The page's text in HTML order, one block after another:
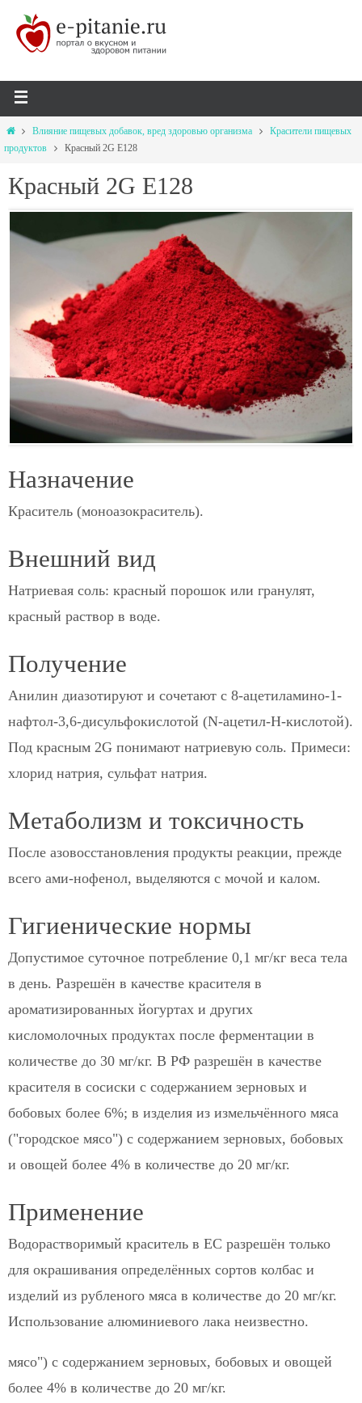
Влияние пищевых добавок, вред здоровью организма
Красители пищевых
продуктов
Красный 2G Е128
Красный 2G Е128
Назначение
Краситель (моноазокраситель).
Внешний вид
Натриевая соль: красный порошок или гранулят,
красный раствор в воде.
Получение
Анилин диазотируют и сочетают с 8-ацетиламино-1-
нафтол-3,6-дисульфокислотой (N-ацетил-Н-кислотой).
Под красным 2G понимают натриевую соль. Примеси:
хлорид натрия, сульфат натрия.
Метаболизм и токсичность
После азовосстановления продукты реакции, прежде
всего ами-нофенол, выделяются с мочой и калом.
Гигиенические нормы
Допустимое суточное потребление 0,1 мг/кг веса тела
в день. Разрешён в качестве красителя в
ароматизированных йогуртах и других
кисломолочных продуктах после ферментации в
количестве до 30 мг/кг. В РФ разрешён в качестве
красителя в сосиски с содержанием зерновых и
бобовых более 6%; в изделия из измельчённого мяса
("городское мясо") с содержанием зерновых, бобовых
и овощей более 4% в количестве до 20 мг/кг.
Применение
Водорастворимый краситель в ЕС разрешён только
для окрашивания определённых сортов колбас и
изделий из рубленого мяса в количестве до 20 мг/кг.
Использование алюминиевого лака неизвестно.
мясо") с содержанием зерновых, бобовых и овощей
более 4% в количестве до 20 мг/кг.